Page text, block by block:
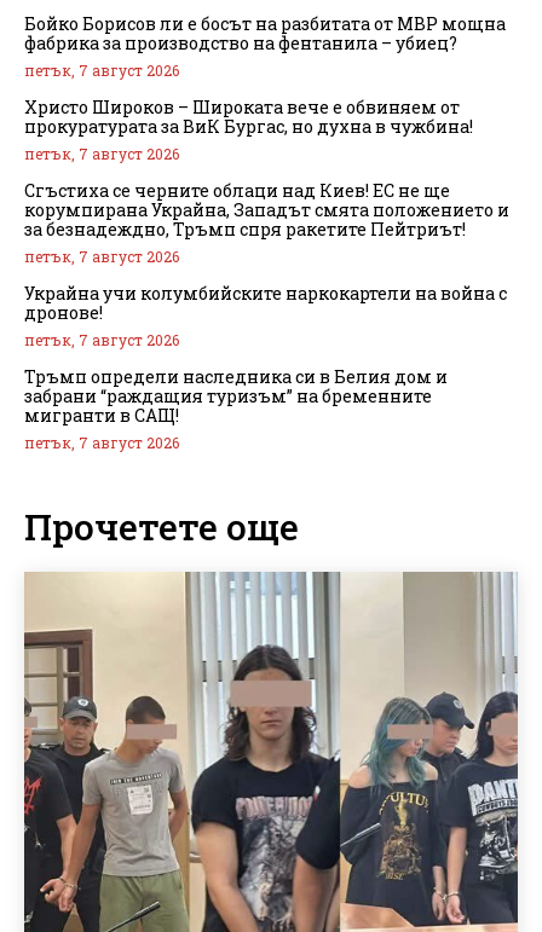
Бойко Борисов ли е босът на разбитата от МВР мощна
фабрика за производство на фентанила – убиец?
петък, 7 август 2026
Христо Широков – Широката вече е обвиняем от
прокуратурата за ВиК Бургас, но духна в чужбина!
петък, 7 август 2026
Сгъстиха се черните облаци над Киев! ЕС не ще
корумпирана Украйна, Западът смята положението и
за безнадеждно, Тръмп спря ракетите Пейтриът!
петък, 7 август 2026
Украйна учи колумбийските наркокартели на война с
дронове!
петък, 7 август 2026
Тръмп определи наследника си в Белия дом и
забрани “раждащия туризъм” на бременните
мигранти в САЩ!
петък, 7 август 2026
Прочетете още